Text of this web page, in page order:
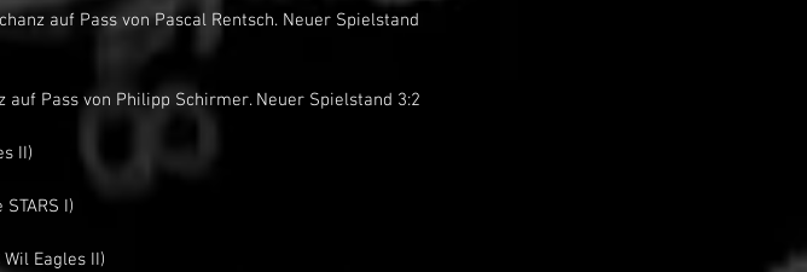
Benz auf Pass von Philipp Schirmer. Neuer Spielstand 3:2
II)
STARS I)
Wil Eagles II)